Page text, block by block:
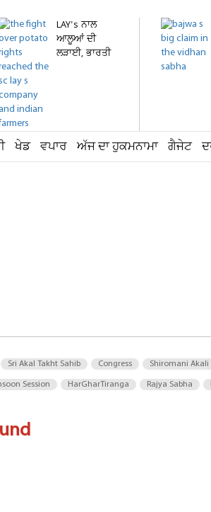
LAY's ਨਾਲ
ਆਲੂਆਂ ਦੀ
ਲੜਾਈ, ਭਾਰਤੀ
ਖੇਡ ਵਪਾਰ ਅੱਜ ਦਾ ਹੁਕਮਨਾਮਾ ਗੈਜੇਟ
Sri Akal Takht Sahib Congress Shiromani Akali
Session HarGharTiranga Rajya Sabha